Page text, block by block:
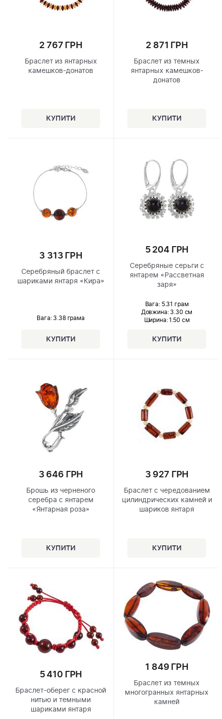
2 767 ГРН
Браслет из янтарных
камешков-донатов
2 871 ГРН
Браслет из темных
янтарных камешков-
донатов
3 313 ГРН
Серебряный браслет с
шариками янтаря «Кира»
Вага: 3.38 грама
5 204 ГРН
Серебряные серьги с
янтарем «Рассветная
заря»
Вага: 5.31 грам
Довжина:3.30 см
Ширина: 1.50 см
3 646 ГРН
Брошь из черненого
серебра с янтарем
«Янтарная роза»
3 927 ГРН
Браслет с чередованием
цилиндрических камней и
шариков янтаря
5 410 ГРН
Браслет-оберег с красной
нитью и темными
шариками янтаря
1 849 ГРН
Браслет из темных
многогранных янтарных
камней